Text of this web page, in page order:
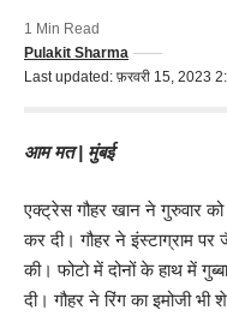
Last updated: फ़रवरी 15, 2023
Pulakit Sharma
1 Min Read
आम मत | मुंबई
एक्ट्रेस गौहर खान ने गुरुवार को
कर दी। गौहर ने इंस्टाग्राम
की। फोटो में दोनों के हाथ में
दी। गौहर ने रिंग का इमोजी